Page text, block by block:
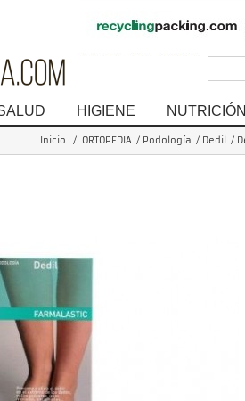
HIGIENE
Inicio / ORTOPEDIA / Podología / Dedil /